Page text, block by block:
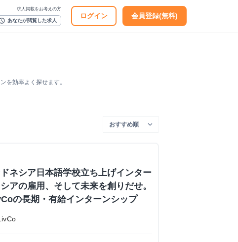
求人掲載をお考えの方
あなたが閲覧した求人
ログイン 会員登録(無料)
を効率よく探せます。
ネシア日本語学校立ち上げインター
アの雇用、そして未来を創りだせ。
の長期・有給インターンシップ